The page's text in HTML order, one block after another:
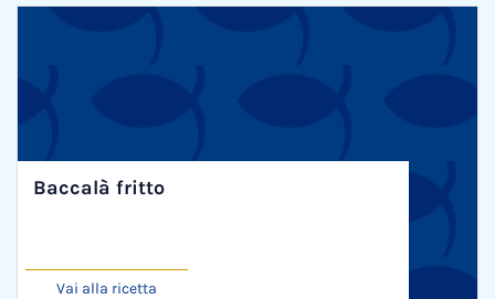
Baccalà fritto
Vai alla ricetta